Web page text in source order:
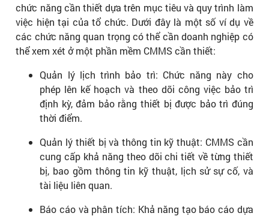
chức năng cần thiết dựa trên mục tiêu và quy trình làm
việc hiện tại của tổ chức. Dưới đây là một số ví dụ về
các chức năng quan trọng có thể cần doanh nghiệp có
thể xem xét ở một phần mềm CMMS cần thiết:
Quản lý lịch trình bảo trì: Chức năng này cho
phép lên kế hoạch và theo dõi công việc bảo trì
định kỳ, đảm bảo rằng thiết bị được bảo trì đúng
thời điểm.
Quản lý thiết bị và thông tin kỹ thuật: CMMS cần
cung cấp khả năng theo dõi chi tiết về từng thiết
bị, bao gồm thông tin kỹ thuật, lịch sử sự cố, và
tài liệu liên quan.
Báo cáo và phân tích: Khả năng tạo báo cáo dựa